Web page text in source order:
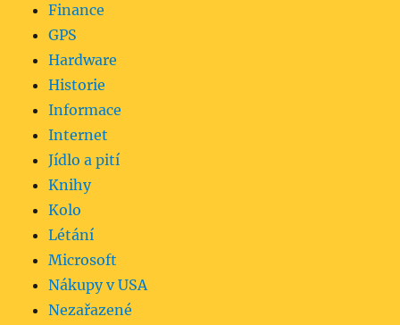
Finance
GPS
Hardware
Historie
Informace
Internet
Jídlo a pití
Knihy
Kolo
Létání
Microsoft
Nákupy v USA
Nezařazené